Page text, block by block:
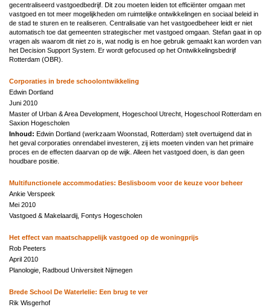
gecentraliseerd vastgoedbedrijf. Dit zou moeten leiden tot efficiënter omgaan met
vastgoed en tot meer mogelijkheden om ruimtelijke ontwikkelingen en sociaal beleid in
de stad te sturen en te realiseren. Centralisatie van het vastgoedbeheer leidt er niet
automatisch toe dat gemeenten strategischer met vastgoed omgaan. Stefan gaat in op
vragen als waarom dit niet zo is, wat nodig is en hoe gebruik gemaakt kan worden van
het Decision Support System. Er wordt gefocused op het Ontwikkelingsbedrijf
Rotterdam (OBR).
Corporaties in brede schoolontwikkeling
Edwin Dortland
Juni 2010
Master of Urban & Area Development, Hogeschool Utrecht, Hogeschool Rotterdam en
Saxion Hogescholen
Inhoud: Edwin Dortland (werkzaam Woonstad, Rotterdam) stelt overtuigend dat in
het geval corporaties onrendabel investeren, zij iets moeten vinden van het primaire
proces en de effecten daarvan op de wijk. Alleen het vastgoed doen, is dan geen
houdbare positie.
Multifunctionele accommodaties: Beslisboom voor de keuze voor beheer
Ankie Verspeek
Mei 2010
Vastgoed & Makelaardij, Fontys Hogescholen
Het effect van maatschappelijk vastgoed op de woningprijs
Rob Peeters
April 2010
Planologie, Radboud Universiteit Nijmegen
Brede School De Waterlelie: Een brug te ver
Rik Wisgerhof